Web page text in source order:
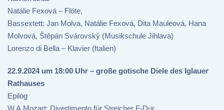
Natálie Fexová – Flöte,
Bassextett: Jan Molva, Natálie Fexová, Dita Mauleová, Hana
Molvová, Štěpán Svárovský (Musikschule Jihlava)
Lorenzo di Bella – Klavier (Italien)
22.9.2024 um 18:00 Uhr – große gotische Diele des Iglauer
Rathauses
Epilog